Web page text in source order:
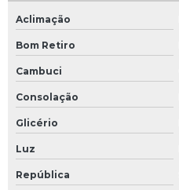
Reforma de shopping
Reforma em restaurante
Reforma empresarial
Reforma fachada loja
Reforma loja shopping
Reforma shopping center
Reforma shopping mall
Aclimação
Bom Retiro
Cambuci
Consolação
Glicério
Luz
República